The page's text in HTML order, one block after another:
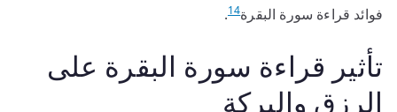
فوائد قراءة سورة البقرة14
.
تأثير قراءة سورة البقرة على
الرزق والبركة